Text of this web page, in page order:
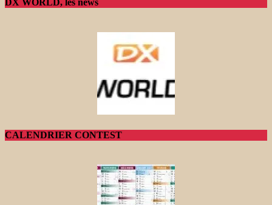
DX WORLD, les news
CALENDRIER CONTEST